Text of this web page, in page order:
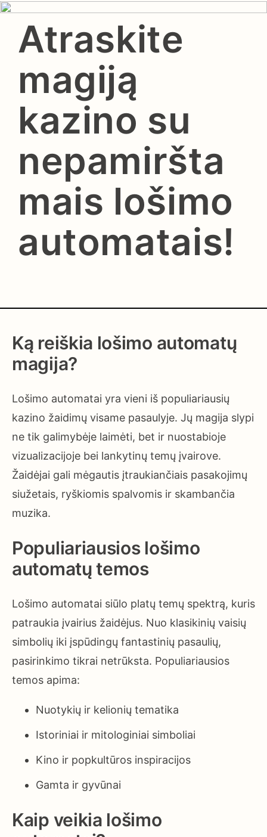
Atraskite
magiją
kazino su
nepamiršta
mais lošimo
automatais!
Ką reiškia lošimo automatų
magija?
Lošimo automatai yra vieni iš populiariausių
kazino žaidimų visame pasaulyje. Jų magija slypi
ne tik galimybėje laimėti, bet ir nuostabioje
vizualizacijoje bei lankytinų temų įvairove.
Žaidėjai gali mėgautis įtraukiančiais pasakojimų
siužetais, ryškiomis spalvomis ir skambančia
muzika.
Populiariausios lošimo
automatų temos
Lošimo automatai siūlo platų temų spektrą, kuris
patraukia įvairius žaidėjus. Nuo klasikinių vaisių
simbolių iki įspūdingų fantastinių pasaulių,
pasirinkimo tikrai netrūksta. Populiariausios
temos apima:
Nuotykių ir kelionių tematika
Istoriniai ir mitologiniai simboliai
Kino ir popkultūros inspiracijos
Gamta ir gyvūnai
Kaip veikia lošimo